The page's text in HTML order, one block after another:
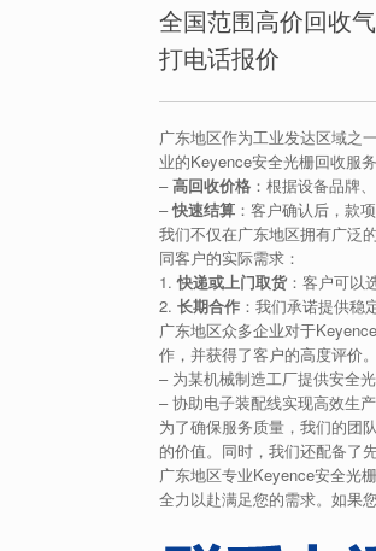
全国范围高价回收
打电话报价
广东地区作为工业发达区域之
业的Keyence安全光栅回收服
–高回收价格 ：根据设备品牌
–快速结算 ：客户确认后，款
我们不仅在广东地区拥有广泛
同客户的实际需求：
1.快递或上门取货 ：客户可以
2. 长期合作 ：我们承诺提供稳
广东地区众多企业对于
作，并获得了客户的高度评价
– 为某机械制造工厂提供安全
– 协助电子装配线实现高效生产
为了确保服务质量，我们的团
的价值。同时，我们还配备了
广东地区专业Keyence安全光
全力以赴满足您的需求。如果